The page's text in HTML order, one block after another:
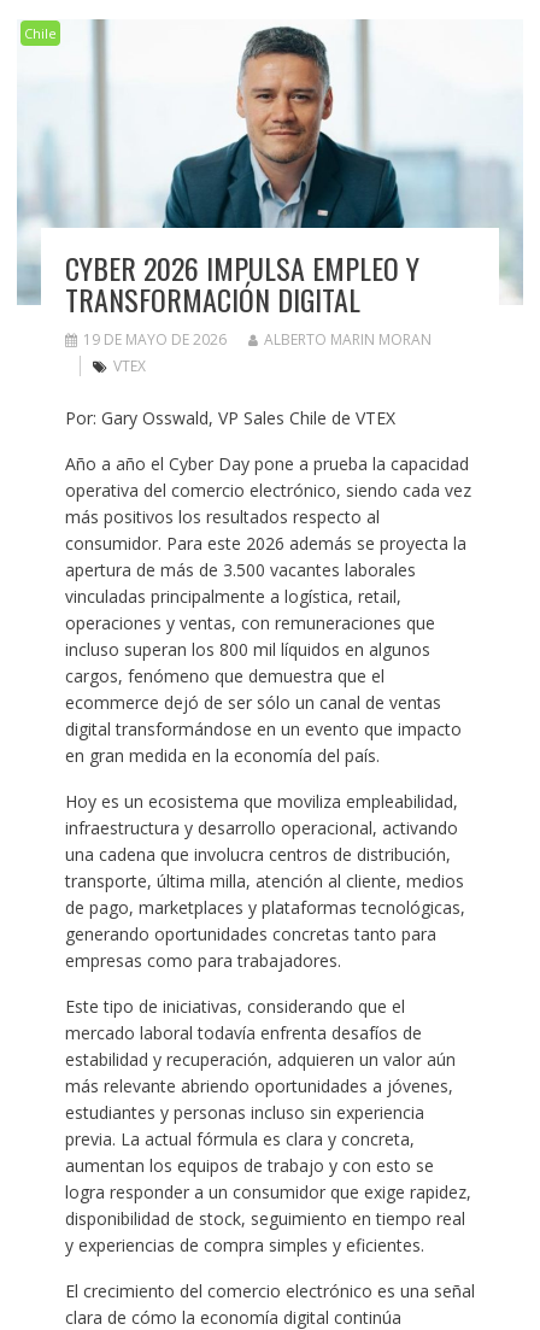
Chile
CYBER 2026 IMPULSA EMPLEO Y
TRANSFORMACIÓN DIGITAL
19 DE MAYO DE 2026
ALBERTO MARIN MORAN
VTEX
Por: Gary Osswald, VP Sales Chile de VTEX
Año a año el Cyber Day pone a prueba la capacidad
operativa del comercio electrónico, siendo cada vez
más positivos los resultados respecto al
consumidor. Para este 2026 además se proyecta la
apertura de más de 3.500 vacantes laborales
vinculadas principalmente a logística, retail,
operaciones y ventas, con remuneraciones que
incluso superan los 800 mil líquidos en algunos
cargos, fenómeno que demuestra que el
ecommerce dejó de ser sólo un canal de ventas
digital transformándose en un evento que impacto
en gran medida en la economía del país.
Hoy es un ecosistema que moviliza empleabilidad,
infraestructura y desarrollo operacional, activando
una cadena que involucra centros de distribución,
transporte, última milla, atención al cliente, medios
de pago, marketplaces y plataformas tecnológicas,
generando oportunidades concretas tanto para
empresas como para trabajadores.
Este tipo de iniciativas, considerando que el
mercado laboral todavía enfrenta desafíos de
estabilidad y recuperación, adquieren un valor aún
más relevante abriendo oportunidades a jóvenes,
estudiantes y personas incluso sin experiencia
previa. La actual fórmula es clara y concreta,
aumentan los equipos de trabajo y con esto se
logra responder a un consumidor que exige rapidez,
disponibilidad de stock, seguimiento en tiempo real
y experiencias de compra simples y eficientes.
El crecimiento del comercio electrónico es una señal
clara de cómo la economía digital continúa